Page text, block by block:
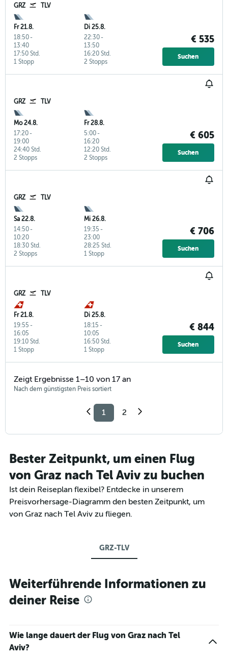
GRZ TLV
Fr 21.8.
18:50-
13:40
1 Stopp
17:50 Std.
Di 25.8.
22:30-
13:50
2 Stopps
16:20 Std.
€ 535
Suchen
GRZ TLV
Mo 24.8.
17:20-
19:00
2 Stopps
24:40 Std.
Fr 28.8.
5:00-
16:20
2 Stopps
12:20 Std.
€ 605
Suchen
GRZ TLV
Sa 22.8.
14:50-
10:20
2 Stopps
18:30 Std.
Mi 26.8.
19:35 -
23:00
1 Stopp
28:25 Std.
€ 706
Suchen
GRZ TLV
Fr 21.8.
19:55 -
16:05
1 Stopp
19:10 Std.
Di 25.8.
18:15 -
10:05
1 Stopp
16:50 Std.
€ 844
Suchen
Zeigt Ergebnisse 1–10 von 17 an
Nach dem günstigsten Preis sortiert
1 2
Bester Zeitpunkt, um einen Flug
von Graz nach Tel Aviv zu buchen
Ist dein Reiseplan flexibel? Entdecke in unserem
Preisvorhersage-Diagramm den besten Zeitpunkt, um
von Graz nach Tel Aviv zu fliegen.
GRZ-TLV
Weiterführende Informationen zu
deiner Reise
Wie lange dauert der Flug von Graz nach Tel
Aviv?